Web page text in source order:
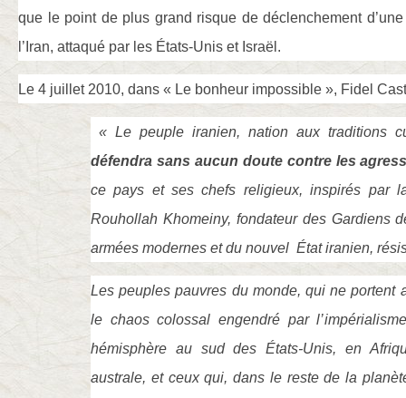
que le point de plus grand risque de déclenchement
l’Iran, attaqué par les États-Unis et Israël.
Le 4 juillet 2010, dans « Le bonheur impossible », Fidel
« Le peuple iranien, nation aux traditions
défendra sans aucun doute contre les
ce pays et ses chefs religieux, inspirés par
Rouhollah Khomeiny, fondateur des Gardiens
armées modernes et du nouvel État iranien,
Les peuples pauvres du monde, qui ne portent
le chaos colossal engendré par
hémisphère au sud des États-Unis, en
australe, et ceux qui, dans le reste de la